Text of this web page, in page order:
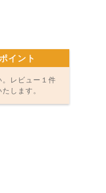
イント
レビュー１件
します。